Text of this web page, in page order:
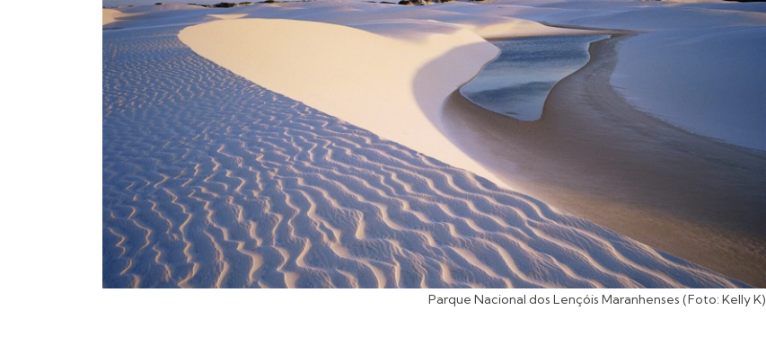
Parque Nacional dos Lençóis Maranhenses (Foto: Kelly K)